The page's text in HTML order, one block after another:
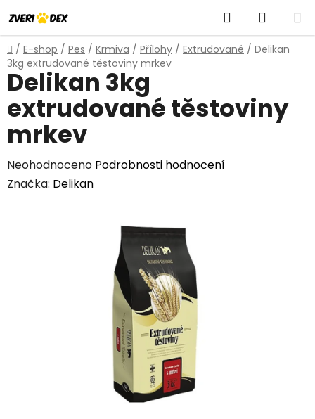
na
obsah
Hledat
KOŠÍK
Domů
/ E-shop / Pes / Krmiva / Přílohy / Extrudované / Delikan
3kg extrudované těstoviny mrkev
Delikan 3kg
extrudované těstoviny
mrkev
Průměrné
hodnocení
Neohodnoceno Podrobnosti hodnocení
Značka: Delikan